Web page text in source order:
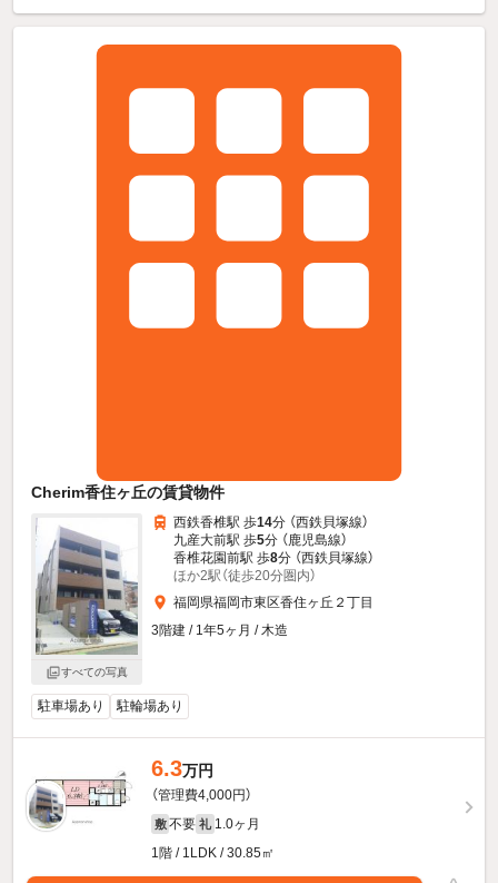
Cherim香住ヶ丘の賃貸物件
すべての写真
西鉄香椎駅 歩14分 （西鉄貝塚線）
九産大前駅 歩5分 （鹿児島線）
香椎花園前駅 歩8分 （西鉄貝塚線）
ほか2駅（徒歩20分圏内）
福岡県福岡市東区香住ヶ丘２丁目
3階建 / 1年5ヶ月 / 木造
駐車場あり 駐輪場あり
6.3万円
（管理費4,000円）
敷 不要 礼 1.0ヶ月
1階 / 1LDK / 30.85㎡